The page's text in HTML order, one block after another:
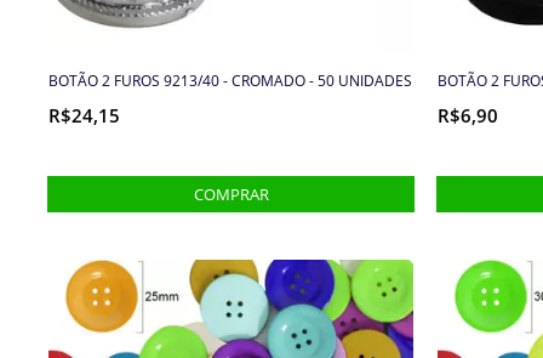
BOTÃO 2 FUROS 9213/40 - CROMADO - 50 UNIDADES
R$24,15
BOTÃO 2
R$6,90